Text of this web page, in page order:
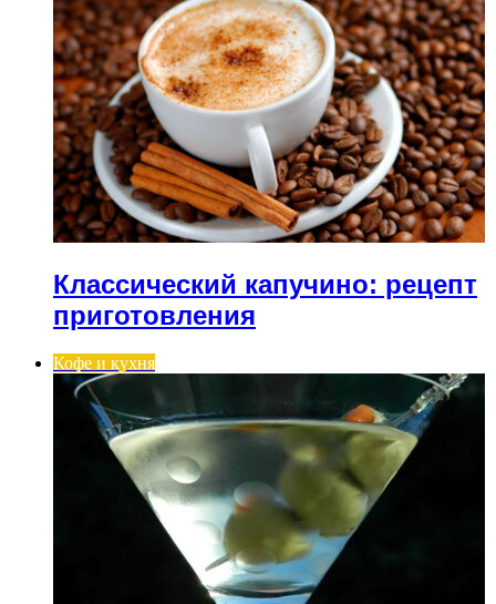
Классический капучино: рецепт
приготовления
Кофе и кухня